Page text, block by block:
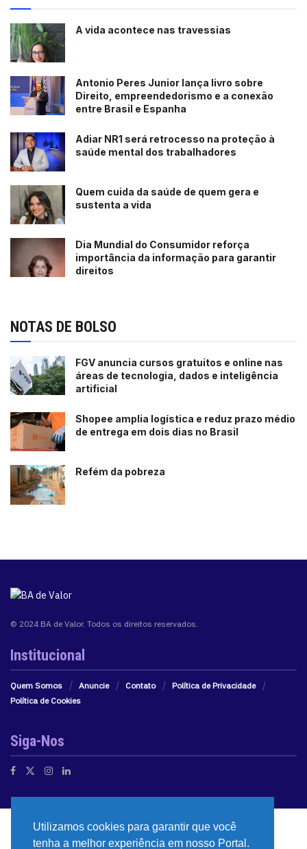
A vida acontece nas travessias
Antonio Peres Junior lança livro sobre
Direito, empreendedorismo e a conexão
entre Brasil e Espanha
Adiar NR1 será retrocesso na proteção à
saúde mental dos trabalhadores
Quem cuida da saúde de quem gera e
sustenta a vida
Dia Mundial do Consumidor reforça
importância da informação para garantir
direitos
NOTAS DE BOLSO
FGV anuncia cursos gratuitos e online nas
áreas de tecnologia, dados e inteligência
artificial
Shopee amplia logística e reduz prazo médio
de entrega em dois dias no Brasil
Refém da pobreza
© 2024 BA de Valor. Todos os direitos reservados.
Institucional
Quem Somos Anuncie Contato
Política de Privacidade
Política de Cookies
Siga-Nos
Utilizamos cookies para garantir que você
tenha a melhor experiência em nosso Portal.